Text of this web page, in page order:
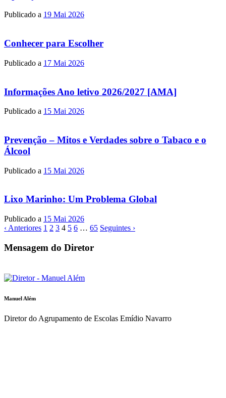
Publicado a 19 Mai 2026
Conhecer para Escolher
Publicado a 17 Mai 2026
Informações Ano letivo 2026/2027 [AMA]
Publicado a 15 Mai 2026
Prevenção – Mitos e Verdades sobre o Tabaco e o
Álcool
Publicado a 15 Mai 2026
Lixo Marinho: Um Problema Global
Publicado a 15 Mai 2026
‹ Anteriores 1 2 3 4 5 6 … 65 Seguintes ›
Mensagem do Diretor
Manuel Além
Diretor do Agrupamento de Escolas Emídio Navarro